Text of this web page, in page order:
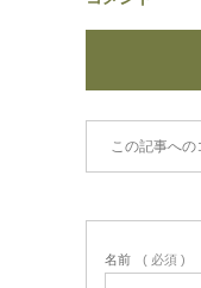
この記事への
名前 ( 必須 )